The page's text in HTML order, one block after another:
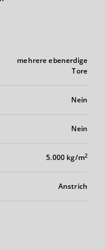
mehrere ebenerdige
Tore
Nein
Nein
5.000 kg/m2
Anstrich